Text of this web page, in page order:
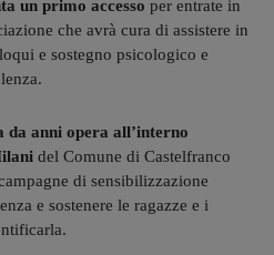
un primo accesso per entrate in
che avrà cura di assistere in
e sostegno psicologico e
da anni opera all’interno
del Comune di Castelfranco
di sensibilizzazione
e sostenere le ragazze e i